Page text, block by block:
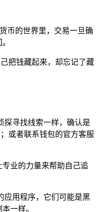
币的世界里，交易一旦确
把钱藏起来，却忘记了藏
探寻找线索一样，确认是
或者联系钱包的官方客服
业的力量来帮助自己追
应用程序，它们可能是黑
一样。